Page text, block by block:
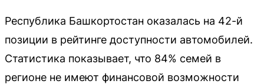
Республика Башкортостан оказалась на 42-й
позиции в рейтинге доступности автомобилей.
Статистика показывает, что 84% семей в
регионе не имеют финансовой возможности